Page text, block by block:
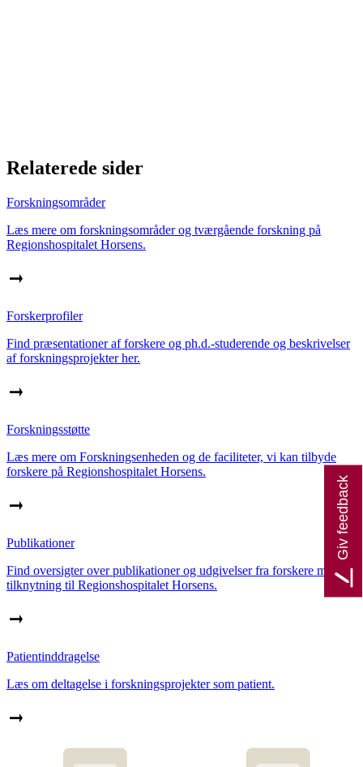
Relaterede sider
Forskningsområder
Læs mere om forskningsområder og tværgående forskning på
Regionshospitalet Horsens.
Forskerprofiler
Find præsentationer af forskere og ph.d.-studerende og beskrivelser
af forskningsprojekter her.
Forskningsstøtte
Læs mere om Forskningsenheden og de faciliteter, vi kan tilbyde
forskere på Regionshospitalet Horsens.
Publikationer
Find oversigter over publikationer og udgivelser fra forskere med
tilknytning til Regionshospitalet Horsens.
Patientinddragelse
Læs om deltagelse i forskningsprojekter som patient.
Giv feedback